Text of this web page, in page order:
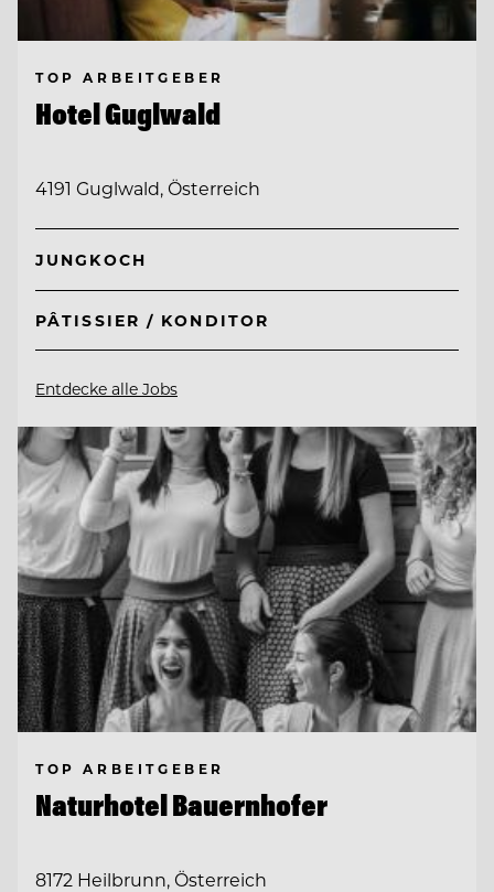
TOP ARBEITGEBER
Hotel Guglwald
4191 Guglwald, Österreich
JUNGKOCH
PÂTISSIER / KONDITOR
Entdecke alle Jobs
TOP ARBEITGEBER
Naturhotel Bauernhofer
8172 Heilbrunn, Österreich